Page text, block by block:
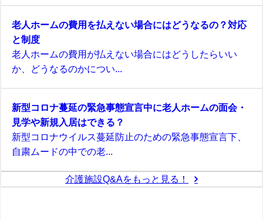
老人ホームの費用を払えない場合にはどうなるの？対応
と制度
老人ホームの費用が払えない場合にはどうしたらいい
か、どうなるのかについ...
新型コロナ蔓延の緊急事態宣言中に老人ホームの面会・
見学や新規入居はできる？
新型コロナウイルス蔓延防止のための緊急事態宣言下、
自粛ムードの中での老...
介護施設Q&Aをもっと見る！